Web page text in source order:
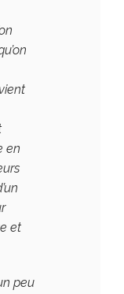
en
et
peu